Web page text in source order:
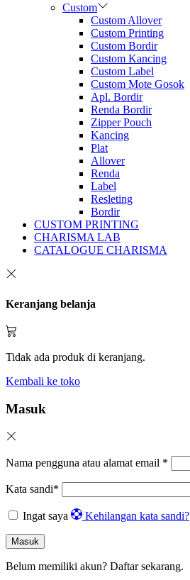
Custom
Custom Allover
Custom Printing
Custom Bordir
Custom Kancing
Custom Label
Custom Mote Gosok
Apl. Bordir
Renda Bordir
Zipper Pouch
Kancing
Plat
Allover
Renda
Label
Resleting
Bordir
CUSTOM PRINTING
CHARISMA LAB
CATALOGUE CHARISMA
Keranjang belanja
Tidak ada produk di keranjang.
Kembali ke toko
Masuk
Nama pengguna atau alamat email *
Kata sandi*
Ingat saya Kehilangan kata sandi?
Masuk
Belum memiliki akun? Daftar sekarang.